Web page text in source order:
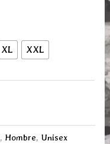
XL XXL
, Hombre, Unisex